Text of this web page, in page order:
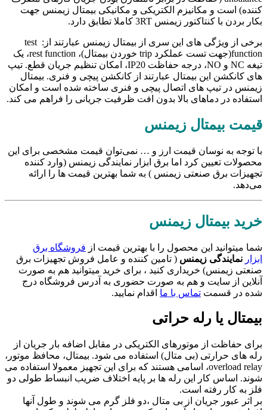
کننده) است و مکانیزم الکتریکی و مکانیکی بیمتال زیمنس جهت
بکار بردن با کنتاکتور زیمنس 3RT کاملا تطابق دارد.
برخی از ویژگی های این سری از بیمتال زیمنس عبارتند از: test
function(جهت تست عملکرد trip خوردن بیمتال)، rest function، یک
تیغه NC و NO، درجه حفاظت IP20، امکان تنظیم جریان قطع. تیپ
های کانکشن این بیمتال عبارتند از کانکشن پیچی و فنری. بیمتال
زیمنس در تیپ های اتصال پیچی و فنری ساخته شده است و امکان
استفاده در دماهای بالا بدون افت ظرفیت جریانی را فراهم می کند.
قیمت بیمتال زیمنس
با توجه به نوسان قیمت ارز و … نمی‌توان قیمت مشخصی برای این
محصولات تعیین کرد اما برق ابزار نمایندگی زیمنس (وارد کننده
تجهیزات برق صنعتی زیمنس ) به شما بهترین قیمت ها را ارائه
می‌دهد.
خرید بیمتال زیمنس
شما میتوانید این محصول را با بهترین قیمت از فروشگاه برق
ابزار نمایندگی زیمنس ( تامین کننده و عامل فروش تجهیزات برق
صنعتی زیمنس) خریداری کنید ، برای خرید میتوانید هم به صورت
آنلاین از سایت و هم به صورت حضوری به آدرس فروشگاه درج
شده در قسمت تماس با ما اقدام نمایید.
بیمتال یا رله حراتی
برای حفاظت از موتورهای الکتریکی در مقابل اضافه بار جریان از
رله های حرارتی (بی متال) استفاده می شود. بیمتال، محافظ موتور،
overload relay، اسامی هستند که برای این تجهیز معمولا استفاده می
شوند. اساس کار این رله ها بر پایه اختلاف ضریب انبساط طولی دو
فلز به کار رفته است.
بر اثر عبور جریان از بی متال ،دو فلز گرم می شوند و طول آنها